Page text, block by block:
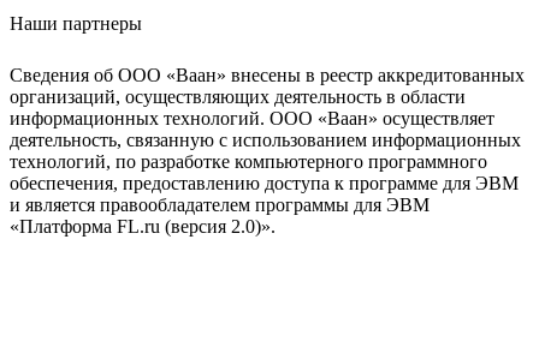
Наши партнеры
Сведения об ООО «Ваан» внесены в реестр аккредитованных
организаций, осуществляющих деятельность в области
информационных технологий. ООО «Ваан» осуществляет
деятельность, связанную с использованием информационных
технологий, по разработке компьютерного программного
обеспечения, предоставлению доступа к программе для ЭВМ
и является правообладателем программы для ЭВМ
«Платформа FL.ru (версия 2.0)».